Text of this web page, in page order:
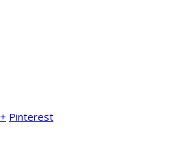
Pinterest